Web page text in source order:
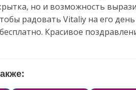
но и возможность
радовать Vitaliy на его
Красивое